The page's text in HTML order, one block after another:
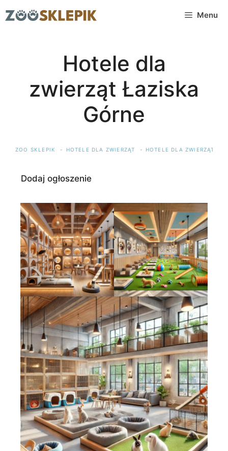
do
Menu
Hotele dla
zwierząt Łaziska
Górne
ZOO SKLEPIK HOTELE DLA ZWIERZĄT HOTELE DLA ZWIERZĄT
Dodaj ogłoszenie